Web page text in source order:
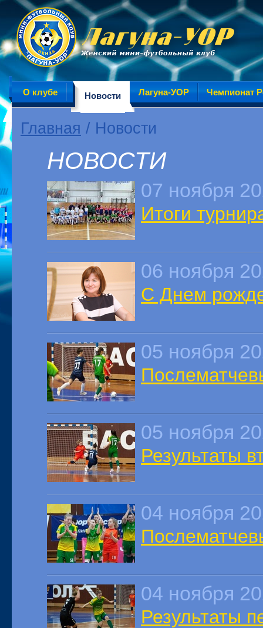
О клубе Новости Лагуна-УОР Чемпионат
Главная / Новости
НОВОСТИ
07 ноября
Итоги
06 ноября
С Днем
05 ноября
05 ноября
Результаты
04 ноября
04 ноября
Результаты